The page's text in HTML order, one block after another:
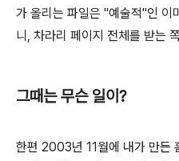
가 올리는 파일은 "예술적"인 이
니, 차라리 페이지 전체를 받는
그때는 무슨 일이?
한편 2003년 11월에 내가 만든